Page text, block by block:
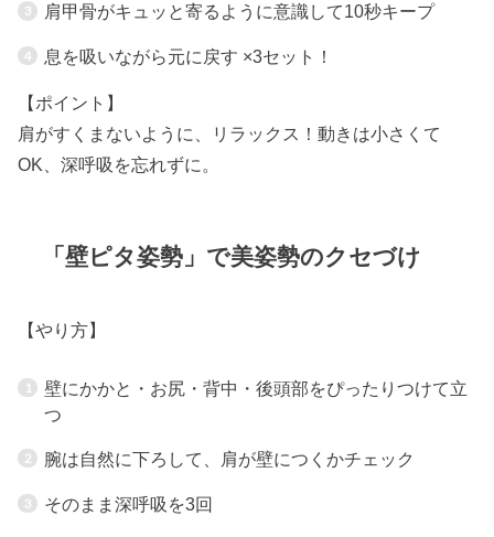
肩甲骨がキュッと寄るように意識して10秒キープ
息を吸いながら元に戻す ×3セット！
【ポイント】
肩がすくまないように、リラックス！動きは小さくて
OK、深呼吸を忘れずに。
「壁ピタ姿勢」で美姿勢のクセづけ
【やり方】
壁にかかと・お尻・背中・後頭部をぴったりつけて立
つ
腕は自然に下ろして、肩が壁につくかチェック
そのまま深呼吸を3回